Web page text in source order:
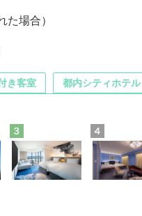
た場合）
き客室 都内シティホテル